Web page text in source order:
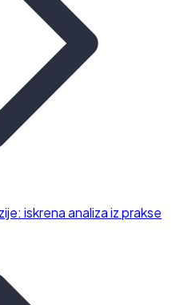
iskrena analiza iz prakse